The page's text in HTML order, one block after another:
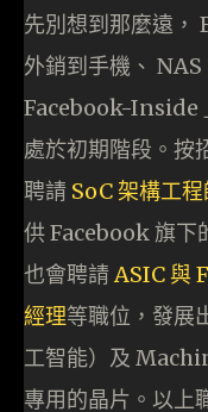
先別想到那麼遠，
外銷到手機、
Facebook-Inside
處於初期階段。按
聘請 SoC 架構工
供 Facebook 旗下
也會聘請ASIC 與
經理等職位，發展
工智能）及
專用的晶片。以上